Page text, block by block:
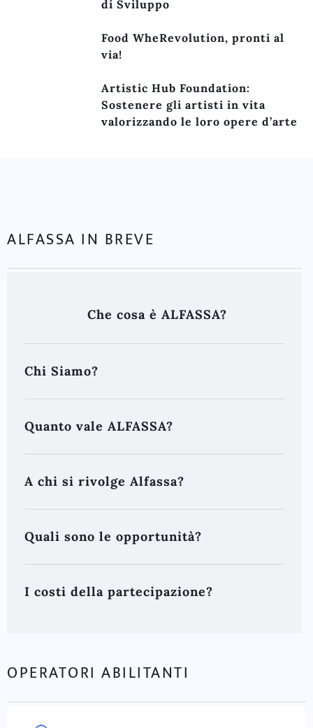
di Sviluppo
Food WheRevolution, pronti al
via!
Artistic Hub Foundation:
Sostenere gli artisti in vita
valorizzando le loro opere d’arte
ALFASSA IN BREVE
Che cosa è ALFASSA?
Chi Siamo?
Quanto vale ALFASSA?
A chi si rivolge Alfassa?
Quali sono le opportunità?
I costi della partecipazione?
OPERATORI ABILITANTI